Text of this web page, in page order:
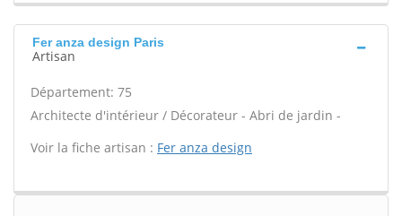
Fer anza design Paris
Artisan
Département: 75
Architecte d'intérieur / Décorateur - Abri de jardin -
Voir la fiche artisan : Fer anza design